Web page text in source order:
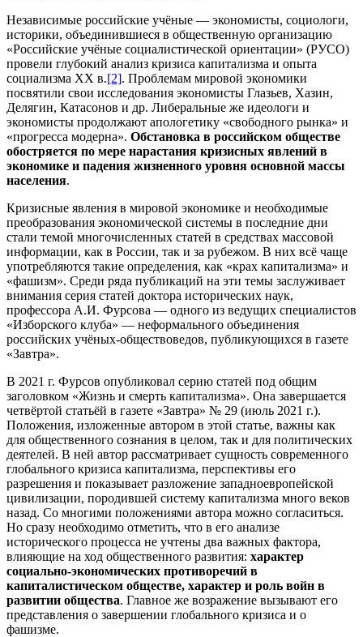
Независимые российские учёные — экономисты, социологи,
историки, объединившиеся в общественную организацию
«Российские учёные социалистической ориентации» (РУСО)
провели глубокий анализ кризиса капитализма и опыта
социализма XX в.[2]. Проблемам мировой экономики
посвятили свои исследования экономисты Глазьев, Хазин,
Делягин, Катасонов и др. Либеральные же идеологи и
экономисты продолжают апологетику «свободного рынка» и
«прогресса модерна». Обстановка в российском обществе
обостряется по мере нарастания кризисных явлений в
экономике и падения жизненного уровня основной массы
населения.
Кризисные явления в мировой экономике и необходимые
преобразования экономической системы в последние дни
стали темой многочисленных статей в средствах массовой
информации, как в России, так и за рубежом. В них всё чаще
употребляются такие определения, как «крах капитализма» и
«фашизм». Среди ряда публикаций на эти темы заслуживает
внимания серия статей доктора исторических наук,
профессора А.И. Фурсова — одного из ведущих специалистов
«Изборского клуба» — неформального объединения
российских учёных-обществоведов, публикующихся в газете
«Завтра».
В 2021 г. Фурсов опубликовал серию статей под общим
заголовком «Жизнь и смерть капитализма». Она завершается
четвёртой статьёй в газете «Завтра» № 29 (июль 2021 г.).
Положения, изложенные автором в этой статье, важны как
для общественного сознания в целом, так и для политических
деятелей. В ней автор рассматривает сущность современного
глобального кризиса капитализма, перспективы его
разрешения и показывает разложение западноевропейской
цивилизации, породившей систему капитализма много веков
назад. Со многими положениями автора можно согласиться.
Но сразу необходимо отметить, что в его анализе
исторического процесса не учтены два важных фактора,
влияющие на ход общественного развития: характер
социально-экономических противоречий в
капиталистическом обществе, характер и роль войн в
развитии общества. Главное же возражение вызывают его
представления о завершении глобального кризиса и о
фашизме.